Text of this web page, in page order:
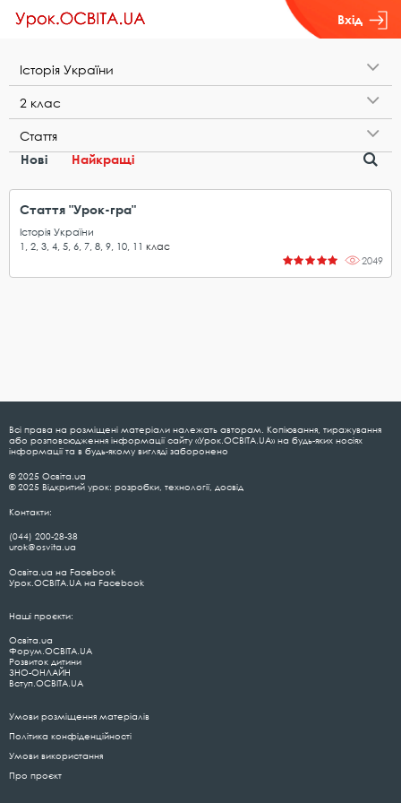
Вхід
І​с​т​о​р​і​я​ ​У​к​р​а​ї​н​и
2​ ​к​л​а​с
С​т​а​т​т​я
Нові
Найкращі
Стаття "Урок-гра"
Історія України
1
2 3 4 5 6 7 8 9 10 11 клас
2049
Всі права на розміщені матеріали належать авторам. Копіювання, тиражування
або розповсюдження інформації сайту «Урок.ОСВІТА.UA» на будь-яких носіях
інформації та в будь-якому вигляді заборонено
© 2025 Освіта.ua
© 2025 Відкритий урок: розробки, технології, досвід
Контакти:
(044) 200-28-38
urok@osvita.ua
Освіта.ua на Facebook
Урок.ОСВІТА.UA на Facebook
Наші проєкти:
Освіта.ua
Форум.ОСВІТА.UA
Розвиток дитини
ЗНО-ОНЛАЙН
Вступ.ОСВІТА.UA
Умови розміщення матеріалів
Політика конфіденційності
Умови використання
Про проєкт